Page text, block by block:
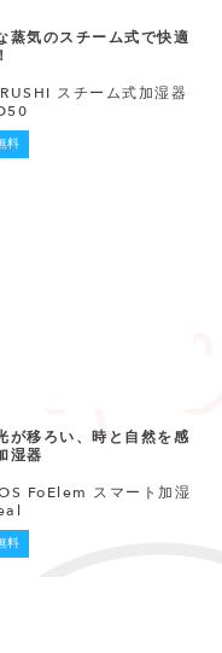
蒸気のスチーム式で快適
スチーム式加湿器
料
が移ろい、時と自然を感
湿器
FoElem スマート加湿
料